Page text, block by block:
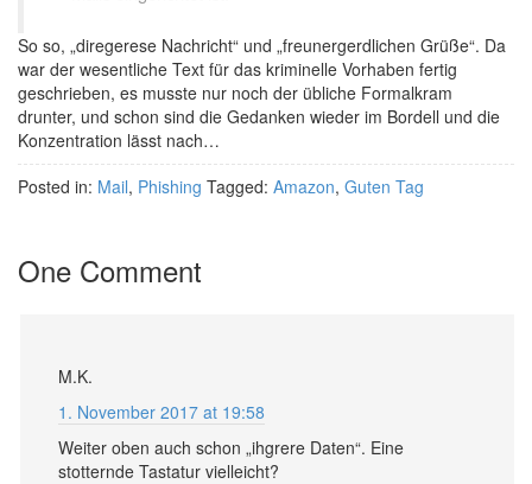
So so, „diregerese Nachricht“ und „freunergerdlichen Grüße“. Da
war der wesentliche Text für das kriminelle Vorhaben fertig
geschrieben, es musste nur noch der übliche Formalkram
drunter, und schon sind die Gedanken wieder im Bordell und die
Konzentration lässt nach…
Posted in: Mail, Phishing Tagged: Amazon, Guten Tag
One Comment
M.K.
1. November 2017 at 19:58
Weiter oben auch schon „ihgrere Daten“. Eine
stotternde Tastatur vielleicht?